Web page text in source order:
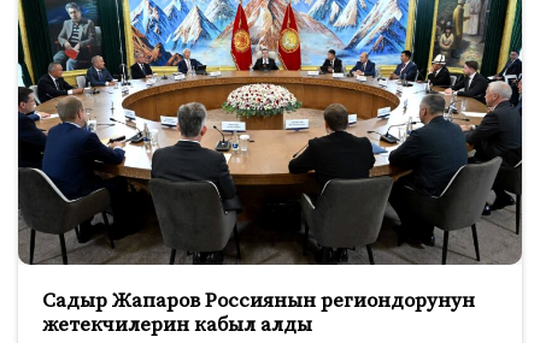
Садыр Жапаров Россиянын региондорунун
жетекчилерин кабыл алды